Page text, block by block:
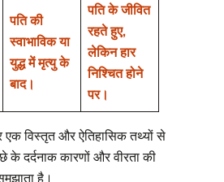
पति की
स्वाभाविक या
युद्ध में मृत्यु के
बाद।
पति के जीवित
रहते हुए,
लेकिन हार
निश्चित होने
पर।
एक विस्तृत और ऐतिहासिक तथ्यों से
दर्दनाक कारणों और वीरता की
है।